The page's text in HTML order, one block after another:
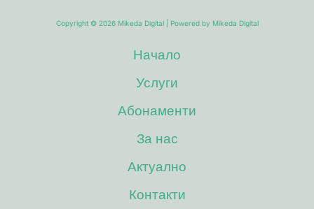
Copyright © 2026 Mikeda Digital | Powered by Mikeda Digital
Начало
Услуги
Абонаменти
За нас
Актуално
Контакти